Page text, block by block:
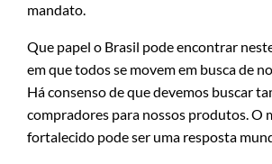
mandato.
Que papel o Brasil pode encontrar
em que todos se movem em busca de
Há consenso de que devemos buscar
compradores para nossos produtos. O
fortalecido pode ser uma resposta